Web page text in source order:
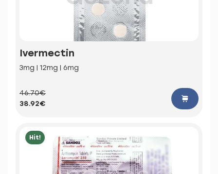
Ivermectin
3mg | 12mg | 6mg
46.70€
38.92€
Hit!